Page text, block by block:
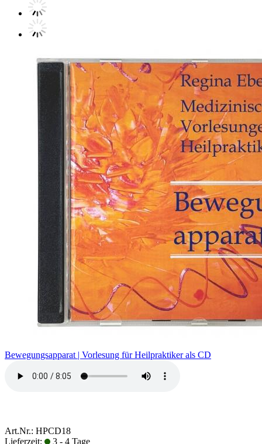
Bewegungsapparat | Vorlesung für Heilpraktiker als CD
Art.Nr.: HPCD18
Lieferzeit:
3 - 4 Tage